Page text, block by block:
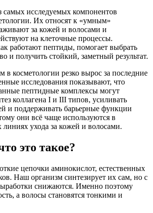
исследуемых компонентов
Их относят к «умным»
за кожей и волосами и
на клеточные процессы.
работают пептиды, помогает выбрать
и получить стойкий, заметный результат.
в косметологии резко вырос за последние
исследования показывают, что
пептидные комплексы могут
коллагена I и III типов, усиливать
и поддерживать барьерные функции
они всё чаще используются в
ухода за кожей и волосами.
это такое?
цепочки аминокислот, естественных
Наш организм синтезирует их сам, но с
снижаются. Именно поэтому
а волосы становятся тонкими и